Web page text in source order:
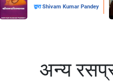
द्वाराShivam Kumar Pandey
अन्य